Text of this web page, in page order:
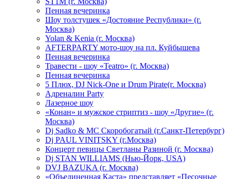
Пенная вечеринка
Шоу толстушек «Достояние Республики» (г.
Москва)
Yolan & Kenia (г. Москва)
AFTERPARTY мото-шоу на пл. Куйбышева
Пенная вечеринка
Травести - шоу «Teatro» (г. Москва)
Пенная вечеринка
5 Плюх, DJ Nick-One и Drum Pirate(г. Москва)
Адреналин Party
Лазерное шоу
«Конан» и мужское стриптиз - шоу «Другие» (г.
Москва)
Dj Sadko & МС Скоробогатый (г.Санкт-Петербург)
Dj PAUL VINITSKY (г.Москва)
Концерт певицы Светланы Разиной (г. Москва)
Dj STAN WILLIAMS (Нью-Йорк, USA)
DVJ BAZUKA (г. Москва)
«Объединенная Каста» представляет «Песочные